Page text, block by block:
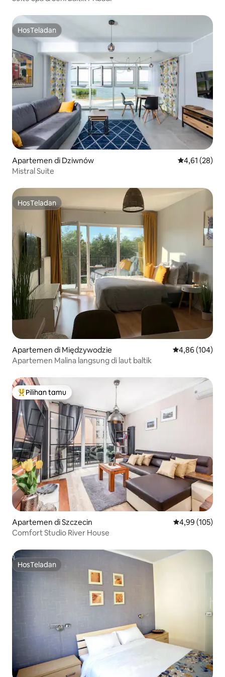
HosTeladan
HosTeladan
Apartemen di Dziwnów Nilai rata-rata
4,61 (28)
Mistral Suite
HosTeladan
HosTeladan
Apartemen di Międzywodzie Nilai rata-rata
4,86 (104)
Apartemen Malina langsung di laut baltik
Pilihan tamu terpopuler
Pilihan tamu
Apartemen di Szczecin Nilai rata-rata
4,99 (105)
Comfort Studio River House
HosTeladan
HosTeladan